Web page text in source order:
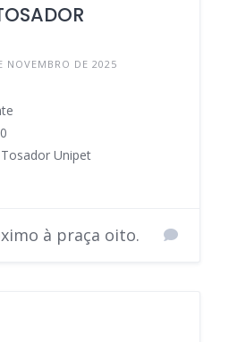
NOVEMBRO DE 2025
Unipet
à praça oito.